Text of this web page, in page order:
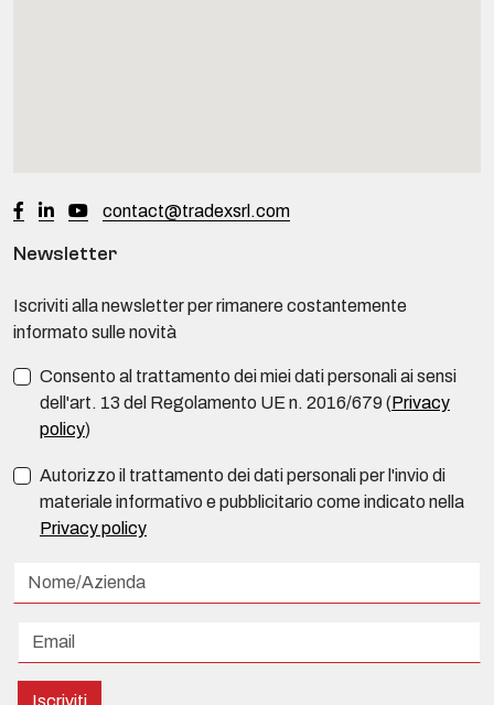
contact@tradexsrl.com
Newsletter
Iscriviti alla newsletter per rimanere costantemente
informato sulle novità
Consento al trattamento dei miei dati personali ai sensi
dell'art. 13 del Regolamento UE n. 2016/679 (Privacy
policy)
Autorizzo il trattamento dei dati personali per l'invio di
materiale informativo e pubblicitario come indicato nella
Privacy policy